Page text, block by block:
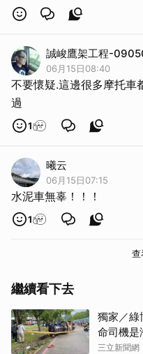
誠峻鷹架工程-
06月15日08:40
不要懷疑.這邊很多摩托車
過
1
曦云
06月15日07:15
水泥車無辜！！！
1
查
繼續看下去
獨家／
命司機是
三立新聞網